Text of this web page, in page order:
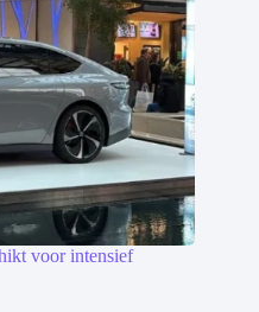
voor intensief